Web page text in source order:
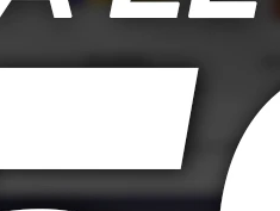
útil del neumático.
neumáticos se entregan